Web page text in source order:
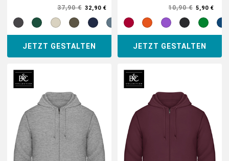
37,90 € 32,90 €
JETZT GESTALTEN
10,90 € 5,90 €
JETZT GESTALTEN